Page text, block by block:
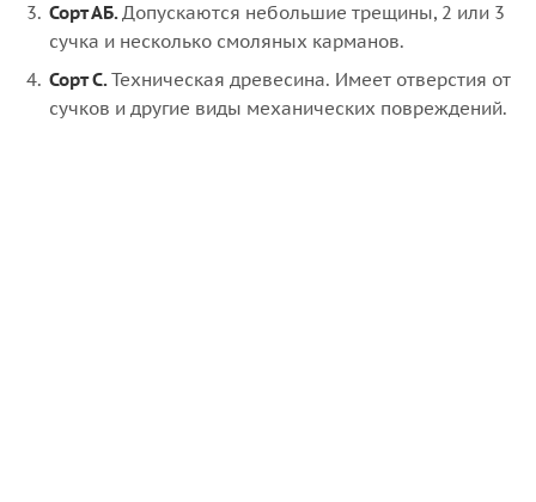
Сорт АБ.Допускаются небольшие трещины, 2 или 3
сучка и несколько смоляных карманов.
Сорт С.Техническая древесина. Имеет отверстия от
сучков и другие виды механических повреждений.